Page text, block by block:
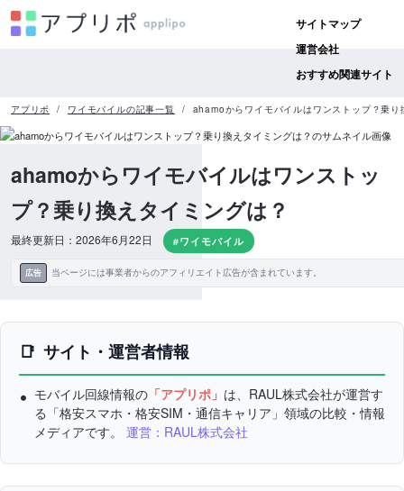
サイトマップ
運営会社
おすすめ関連サイト
アプリポ ワイモバイルの記事一覧 ahamoからワイモバイルはワンストップ？乗り
ahamoからワイモバイルはワンストッ
プ？乗り換えタイミングは？
最終更新日：2026年6月22日 #ワイモバイル
広告 当ページには事業者からのアフィリエイト広告が含まれています。
サイト・運営者情報
モバイル回線情報の 「アプリポ」 は、RAUL株式会社が運営す
る「格安スマホ・格安SIM・通信キャリア」領域の比較・情報
メディアです。 運営：RAUL株式会社